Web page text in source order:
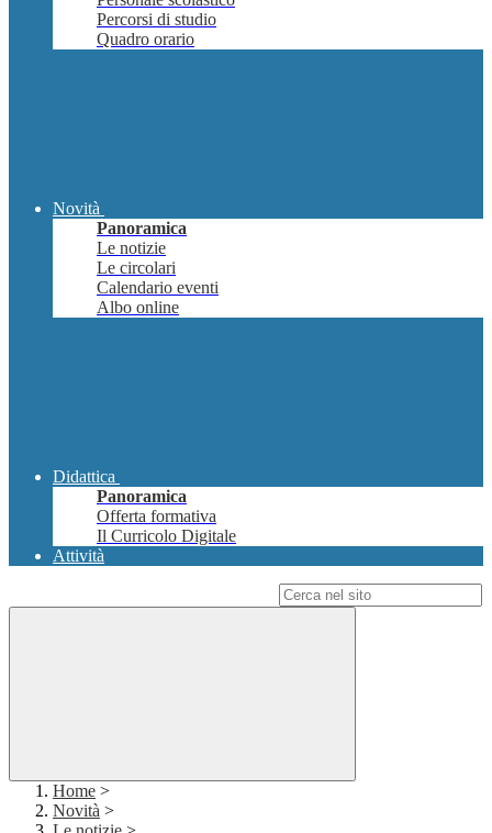
Percorsi di studio
Quadro orario
Novità
Panoramica
Le notizie
Le circolari
Calendario eventi
Albo online
Didattica
Panoramica
Offerta formativa
Il Curricolo Digitale
Attività
Home >
Novità >